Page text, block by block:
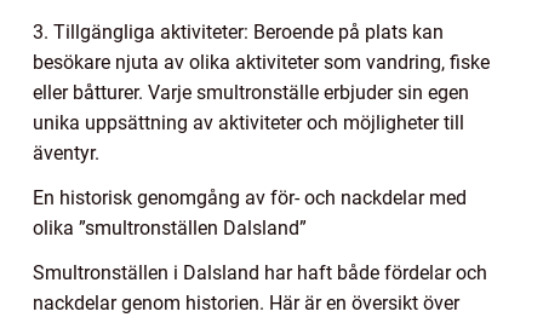
3. Tillgängliga aktiviteter: Beroende på plats kan
besökare njuta av olika aktiviteter som vandring, fiske
eller båtturer. Varje smultronställe erbjuder sin egen
unika uppsättning av aktiviteter och möjligheter till
äventyr.
En historisk genomgång av för- och nackdelar med
olika ”smultronställen Dalsland”
Smultronställen i Dalsland har haft både fördelar och
nackdelar genom historien. Här är en översikt över